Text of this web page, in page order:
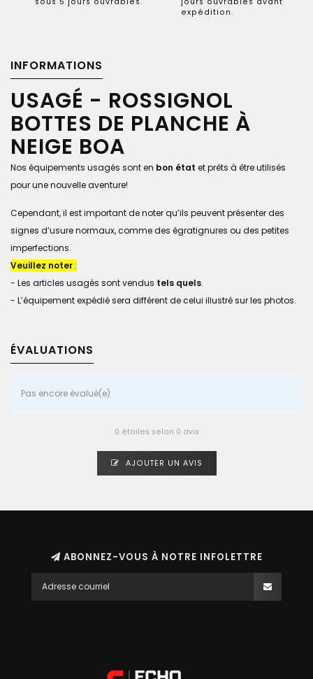
expédition.
INFORMATIONS
USAGÉ - ROSSIGNOL
BOTTES DE PLANCHE À
NEIGE BOA
Nos équipements usagés sont en bon état et prêts à être utilisés
pour une nouvelle aventure!
Cependant, il est important de noter qu’ils peuvent présenter des
signes d’usure normaux, comme des égratignures ou des petites
imperfections.
Veuillez noter :
- Les articles usagés sont vendus tels quels.
- L’équipement expédié sera différent de celui illustré sur les photos.
ÉVALUATIONS
Pas encore évalué(e)
0 étoiles selon 0 avis
AJOUTER UN AVIS
ABONNEZ-VOUS À NOTRE INFOLETTRE